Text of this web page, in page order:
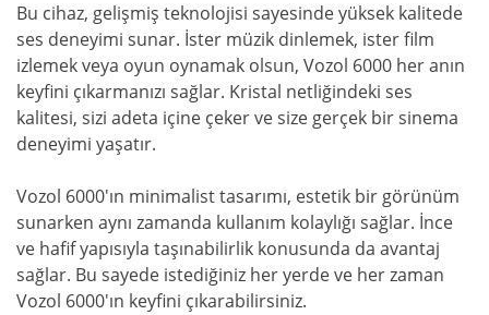
Bu cihaz, gelişmiş teknolojisi sayesinde yüksek kalitede
ses deneyimi sunar. İster müzik dinlemek, ister film
izlemek veya oyun oynamak olsun, Vozol 6000 her anın
keyfini çıkarmanızı sağlar. Kristal netliğindeki ses
kalitesi, sizi adeta içine çeker ve size gerçek bir sinema
deneyimi yaşatır.
Vozol 6000'ın minimalist tasarımı, estetik bir görünüm
sunarken aynı zamanda kullanım kolaylığı sağlar. İnce
ve hafif yapısıyla taşınabilirlik konusunda da avantaj
sağlar. Bu sayede istediğiniz her yerde ve her zaman
Vozol 6000'ın keyfini çıkarabilirsiniz.